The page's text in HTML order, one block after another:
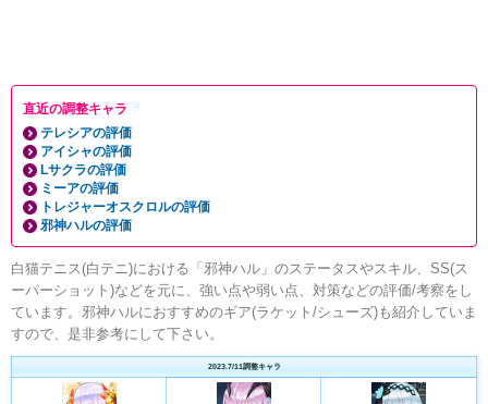
直近の調整キャラ
テレシアの評価
アイシャの評価
Lサクラの評価
ミーアの評価
トレジャーオスクロルの評価
邪神ハルの評価
白猫テニス(白テニ)における「邪神ハル」のステータスやスキル、SS(ス
ーパーショット)などを元に、強い点や弱い点、対策などの評価/考察をし
ています。邪神ハルにおすすめのギア(ラケット/シューズ)も紹介していま
すので、是非参考にして下さい。
2023.7/11調整キャラ